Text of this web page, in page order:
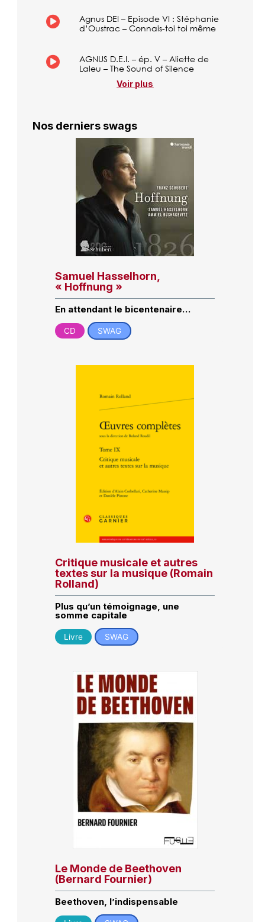
Agnus DEI – Episode VI : Stéphanie
d’Oustrac – Connais-toi toi même
AGNUS D.E.I. – ép. V – Aliette de
Laleu – The Sound of Silence
Voir plus
Nos derniers swags
Samuel Hasselhorn,
« Hoffnung »
En attendant le bicentenaire…
CD SWAG
Critique musicale et autres
textes sur la musique (Romain
Rolland)
Plus qu’un témoignage, une
somme capitale
Livre SWAG
Le Monde de Beethoven
(Bernard Fournier)
Beethoven, l’indispensable